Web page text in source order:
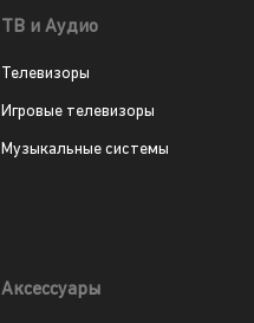
ТВ и Аудио
Телевизоры
Игровые телевизоры
Музыкальные системы
Аксессуары